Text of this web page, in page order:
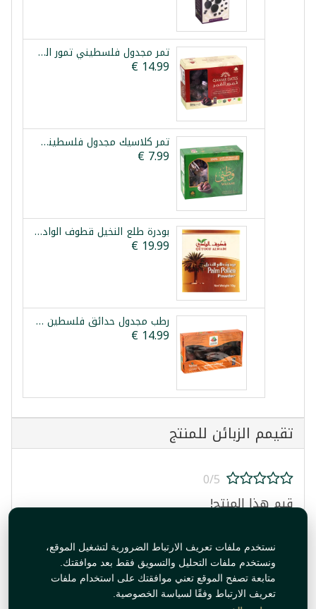
نستخدم ملفات تعريف الارتباط الضرورية لتشغيل الموقع،
ونستخدم ملفات التحليل والتسويق فقط بعد موافقتك.
متابعة تصفح الموقع تعني موافقتك على استخدام ملفات
تعريف الارتباط وفقًا لسياسة الخصوصية.
تمر مجدول فلسطيني تمور القمر 800غ
تمر كلاسيك مجدول فلسطيني وطني 750غ
بودرة طلع النخيل قطوف الوادي 10غ
رطب مجدول حدائق فلسطين 900غ
تقيمم الزبائن للمنتج
0/5
قيم هذا المنتج!